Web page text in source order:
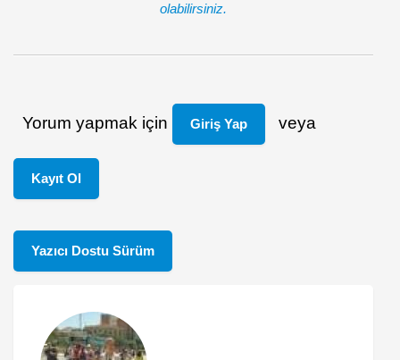
olabilirsiniz.
Yorum yapmak için Giriş Yap veya
Kayıt Ol
Yazıcı Dostu Sürüm